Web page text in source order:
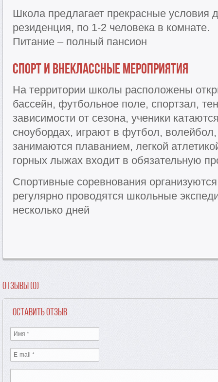
Школа предлагает прекрасные условия
резиденция, по 1-2 человека в комнате.
Питание – полный пансион
Спорт и внеклассные мероприятия
На территории школы расположены
бассейн, футбольное поле, спортзал,
зависимости от сезона, ученики
сноубордах, играют в футбол,
занимаются плаванием, легкой
горных лыжах входит в обязательную
Спортивные соревнования
регулярно проводятся школьные
несколько дней
Отзывы (0)
Оставить отзыв